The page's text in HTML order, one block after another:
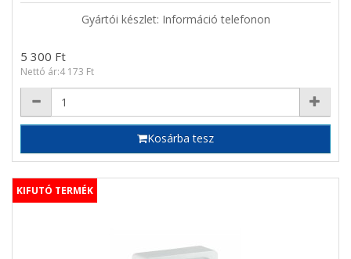
Gyártói készlet: Információ telefonon
5 300 Ft
Nettó ár:4 173 Ft
Kosárba tesz
KIFUTÓ TERMÉK